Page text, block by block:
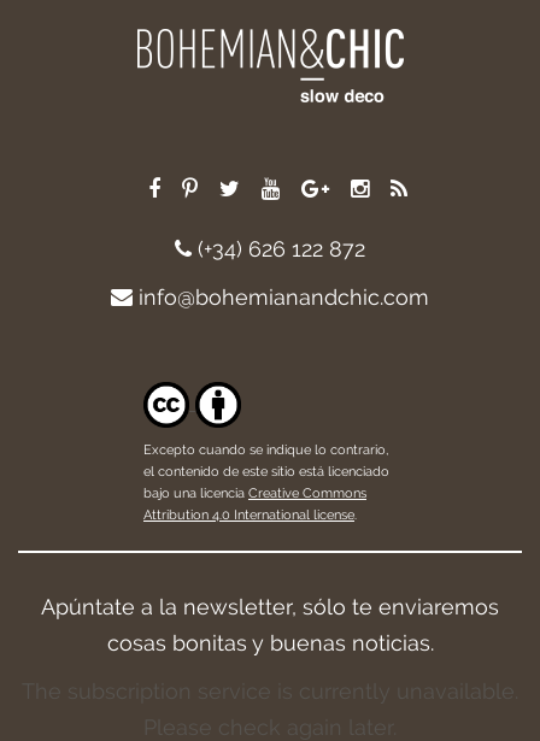
(+34) 626 122 872
info@bohemianandchic.com
Excepto cuando se indique lo contrario,
el contenido de este sitio está licenciado
bajo una licencia Creative Commons
Attribution 4.0 International license.
Apúntate a la newsletter, sólo te enviaremos
cosas bonitas y buenas noticias.
The subscription service is currently unavailable.
Please check again later.